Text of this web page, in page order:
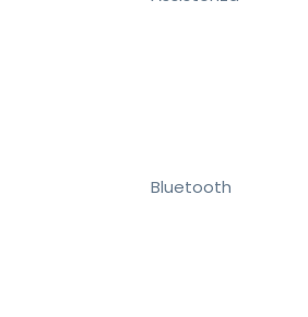
Bluetooth